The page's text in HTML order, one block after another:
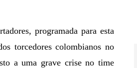
programada para esta
torcedores colombianos no
a uma grave crise no time